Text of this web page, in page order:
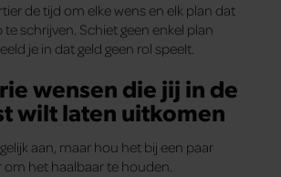
de tijd om elke wens en elk plan dat
schrijven. Schiet geen enkel plan
je in dat geld geen rol speelt.
wensen die jij in de
wilt laten uitkomen
aan, maar hou het bij een paar
om het haalbaar te houden.